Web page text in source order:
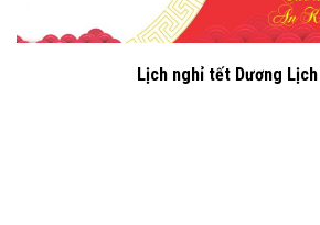
Lịch nghỉ tết Dương